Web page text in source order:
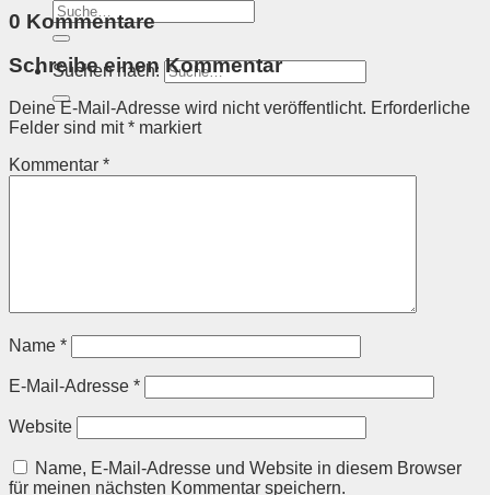
Suchen nach:
0 Kommentare
Schreibe einen Kommentar
Deine E-Mail-Adresse wird nicht veröffentlicht. Erforderliche
Felder sind mit* markiert
Kommentar *
Name *
E-Mail-Adresse *
Website
Name, E-Mail-Adresse und Website in diesem Browser
für meinen nächsten Kommentar speichern.